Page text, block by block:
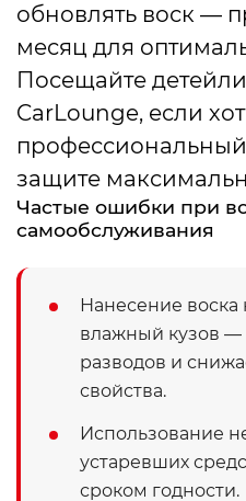
обновлять воск —
месяц для
Посещайте
CarLounge, если
защите
Частые ошибки при
самообслуживания
Нанесение
влажный кузов —
разводов и
свойства.
Использование
устаревших
сроком годности.